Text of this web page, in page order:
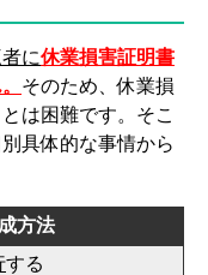
に休業損害証明書
そのため、休業損
は困難です。そこ
具体的な事情から
方法
する